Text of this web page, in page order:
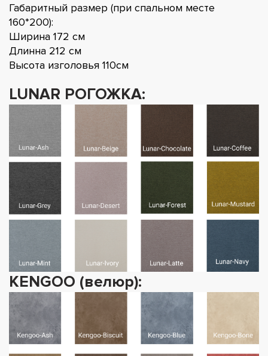
Габаритный размер (при спальном месте
160*200):
Ширина 172 см
Длинна 212 см
Высота изголовья 110см
LUNAR РОГОЖКА:
KENGOO (велюр):